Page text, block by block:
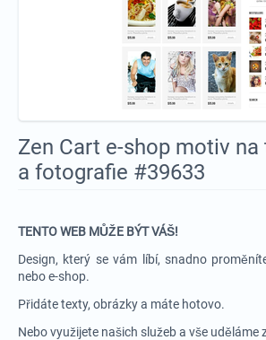
Zen Cart e-shop motiv
a fotografie #39633
TENTO WEB MŮŽE BÝT VÁŠ!
Design, který se vám líbí, snadno
nebo e-shop.
Přidáte texty, obrázky a máte hotovo.
Nebo využijete našich služeb a vše uděláme